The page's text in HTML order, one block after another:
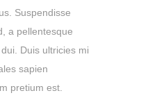
Suspendisse
a pellentesque
Duis ultricies mi
sapien
pretium est.